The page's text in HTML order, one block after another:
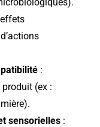
:
(ex :
sensorielles :